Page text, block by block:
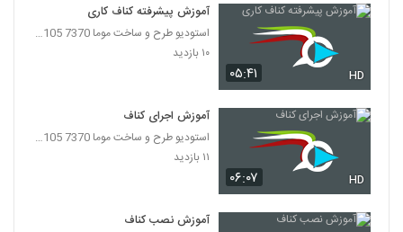
۰۵:۴۱ HD
آموزش پیشرفته کناف کاری
استودیو طرح و ساخت موما 7370 7105-021
۱۰ بازدید
۰۶:۰۷ HD
آموزش اجرای کناف
استودیو طرح و ساخت موما 7370 7105-021
۱۱ بازدید
آموزش نصب کناف